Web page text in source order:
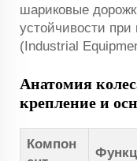
шариковые
устойчивости
(Industrial
Анатомия
крепление и
Компон